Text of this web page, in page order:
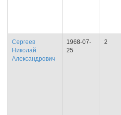
Сергеев
Николай
Александрович
1968-07-
25
2